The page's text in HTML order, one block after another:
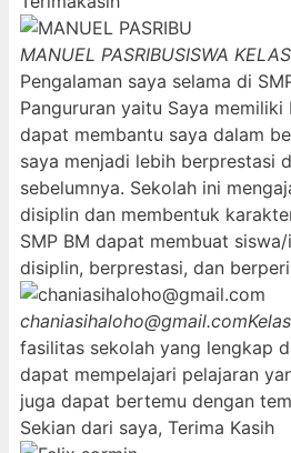
MANUEL PASRIBUSISWA
Pengalaman saya selama di
Pangururan yaitu Saya
dapat membantu saya dalam
saya menjadi lebih berprestasi
sebelumnya. Sekolah ini
disiplin dan membentuk
SMP BM dapat membuat
disiplin, berprestasi, dan
chaniasihaloho@gmail.com
fasilitas sekolah yang lengkap
dapat mempelajari pelajaran
juga dapat bertemu dengan
Sekian dari saya, Terima Kasih